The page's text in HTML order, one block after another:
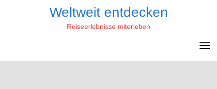
Weltweit entdecken
Reiseerlebnisse miterleben